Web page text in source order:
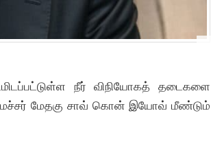
நீர் விநியோகத் தடைகளை
மேதகு சாவ் கொன் இயோவ் மீண்டும்